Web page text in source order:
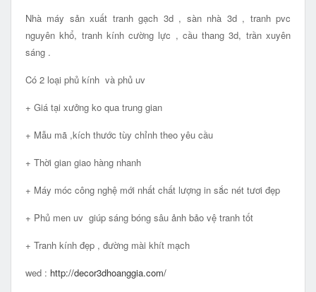
Nhà máy sản xuất tranh gạch 3d , sàn nhà 3d , tranh pvc
nguyên khổ, tranh kính cường lực , cầu thang 3d, trần xuyên
sáng .
Có 2 loại phủ kính và phủ uv
+ Giá tại xưởng ko qua trung gian
+ Mẫu mã ,kích thước tùy chỉnh theo yêu cầu
+ Thời gian giao hàng nhanh
+ Máy móc công nghệ mới nhất chất lượng in sắc nét tươi đẹp
+ Phủ men uv giúp sáng bóng sâu ảnh bảo vệ tranh tốt
+ Tranh kính đẹp , đường mài khít mạch
wed : http://decor3dhoanggia.com/